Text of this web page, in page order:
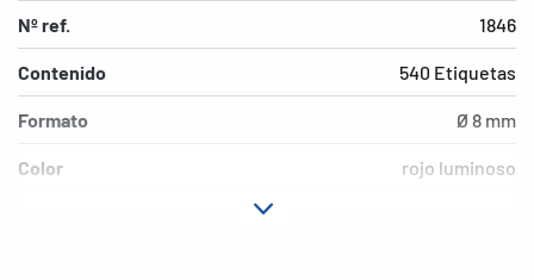
Nº ref. 1846
Contenido 540 Etiquetas
Formato Ø 8 mm
Color rojo luminoso